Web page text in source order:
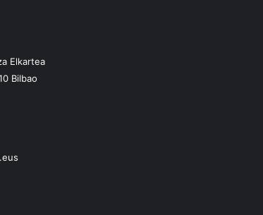
Elkartea
Bilbao